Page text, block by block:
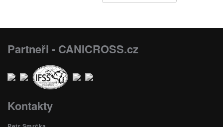
Partneři - CANICROSS.cz
Kontakty